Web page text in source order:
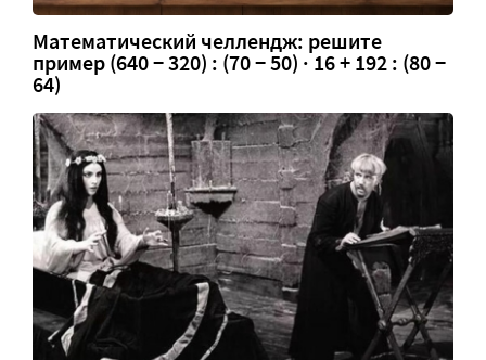
Математический челлендж: решите
пример (640 − 320) : (70 − 50) · 16 + 192 : (80 −
64)